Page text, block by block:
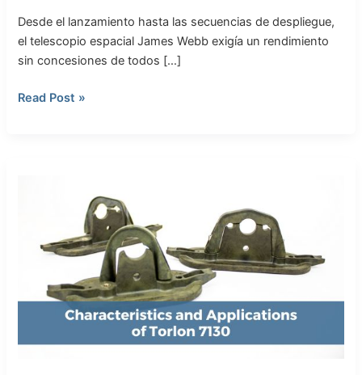
Desde el lanzamiento hasta las secuencias de despliegue,
el telescopio espacial James Webb exigía un rendimiento
sin concesiones de todos […]
espacio
profundo:
Fiabilidad
Read Post »
características
Torlon